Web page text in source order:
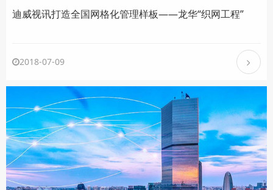
迪威视讯打造全国网格化管理样板——龙华“织网工程”
2018-07-09